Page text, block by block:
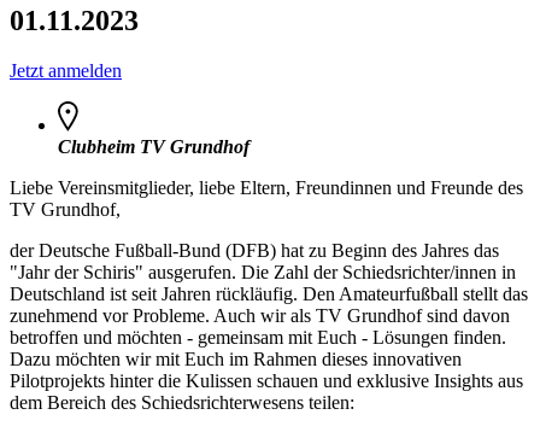
01.11.2023
Jetzt anmelden
Clubheim TV Grundhof
Liebe Vereinsmitglieder, liebe Eltern, Freundinnen und Freunde des
TV Grundhof,
der Deutsche Fußball-Bund (DFB) hat zu Beginn des Jahres das
"Jahr der Schiris" ausgerufen. Die Zahl der Schiedsrichter/innen in
Deutschland ist seit Jahren rückläufig. Den Amateurfußball stellt das
zunehmend vor Probleme. Auch wir als TV Grundhof sind davon
betroffen und möchten - gemeinsam mit Euch - Lösungen finden.
Dazu möchten wir mit Euch im Rahmen dieses innovativen
Pilotprojekts hinter die Kulissen schauen und exklusive Insights aus
dem Bereich des Schiedsrichterwesens teilen: